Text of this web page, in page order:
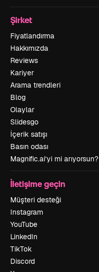
Şirket
Fiyatlandırma
Hakkımızda
Reviews
Kariyer
Arama trendleri
Blog
Olaylar
Slidesgo
İçerik satışı
Basın odası
Magnific.ai’yi mi arıyorsun?
İletişime geçin
Müşteri desteği
Instagram
YouTube
LinkedIn
TikTok
Discord